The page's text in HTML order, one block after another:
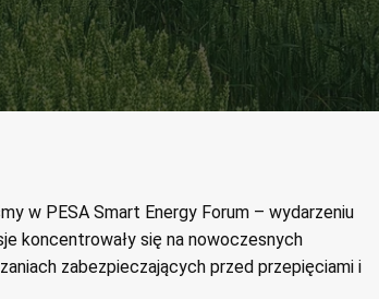
w PESA Smart Energy Forum – wydarzeniu
koncentrowały się na nowoczesnych
zabezpieczających przed przepięciami i